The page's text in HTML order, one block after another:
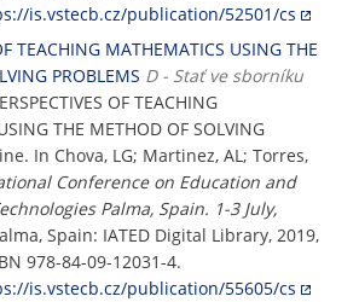
is.vstecb.cz/publication/52501/cs
TEACHING MATHEMATICS USING THE
PROBLEMS D - Stať ve sborníku
OF TEACHING
THE METHOD OF SOLVING
In Chova, LG; Martinez, AL; Torres,
Conference on Education and
Palma, Spain. 1-3 July,
Spain: IATED Digital Library, 2019,
978-84-09-12031-4.
is.vstecb.cz/publication/55605/cs